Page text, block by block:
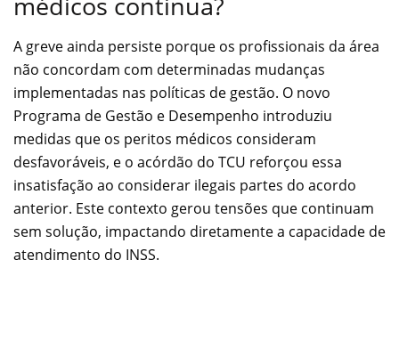
A greve ainda persiste porque os profissionais da área
não concordam com determinadas mudanças
implementadas nas políticas de gestão. O novo
Programa de Gestão e Desempenho introduziu
medidas que os peritos médicos consideram
desfavoráveis, e o acórdão do TCU reforçou essa
insatisfação ao considerar ilegais partes do acordo
anterior. Este contexto gerou tensões que continuam
sem solução, impactando diretamente a capacidade de
atendimento do INSS.